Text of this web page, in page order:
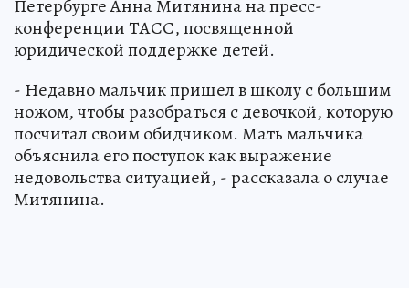
Петербурге Анна Митянина на пресс-
конференции ТАСС, посвященной
юридической поддержке детей.
- Недавно мальчик пришел в школу с большим
ножом, чтобы разобраться с девочкой, которую
посчитал своим обидчиком. Мать мальчика
объяснила его поступок как выражение
недовольства ситуацией, - рассказала о случае
Митянина.